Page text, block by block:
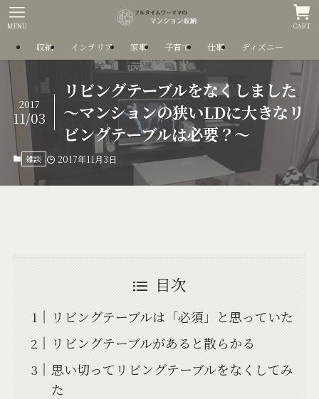
CART
MENU
収納 インテリア 家事 子育て 仕事 ディズニー
リビングテーブルをなくしました
～マンションの狭いLDに大きなリ
ビングテーブルは必要？～
2017
11/03
雑談 2017年11月3日
目次
リビングテーブルは「必須」と思っていた
リビングテーブルがあると散らかる
思い切ってリビングテーブルをなくしてみ
た